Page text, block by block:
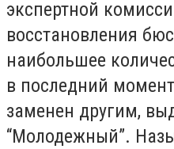
экспертной
восстановления
наибольшее
в последний
заменен другим,
“Молодежный”.